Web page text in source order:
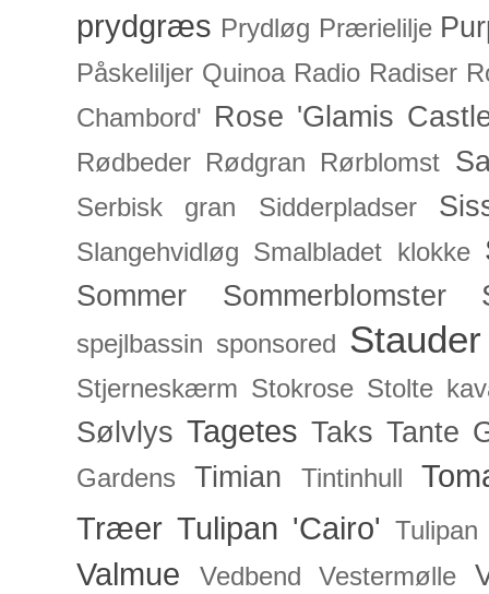
prydgræs Prydløg Prærielilje
Påskeliljer Quinoa Radio Radiser
Chambord' Rose 'Glamis
Rødbeder Rødgran Rørblomst
Serbisk gran Sidderpladser
Slangehvidløg Smalbladet klokke
Sommer Sommerblomster
spejlbassin sponsored Stauder
Stjerneskærm Stokrose Stolte
Sølvlys Tagetes Taks Tante
Gardens Timian Tintinhull
Træer Tulipan 'Cairo'
Valmue Vedbend Vestermølle